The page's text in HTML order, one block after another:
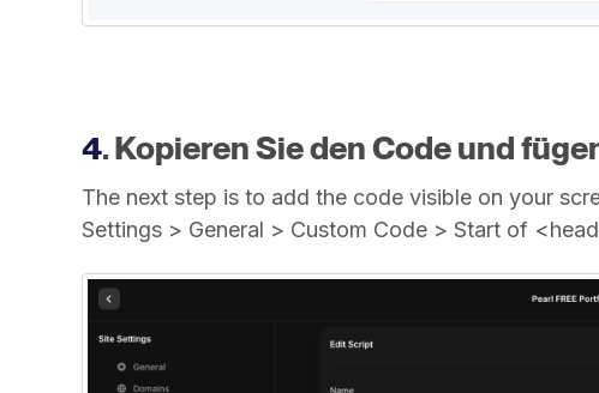
4. Kopieren Sie den Code und
The next step is to add the code visible on your
Settings > General > Custom Code > Start of